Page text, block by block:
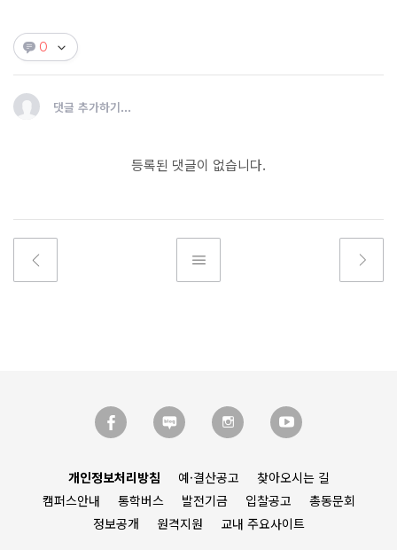
0
댓글 추가하기...
등록된 댓글이 없습니다.
개인정보처리방침 예·결산공고
찾아오시는 길
캠퍼스안내
통학버스 발전기금 입찰공고
총동문회
정보공개
원격지원 교내 주요사이트